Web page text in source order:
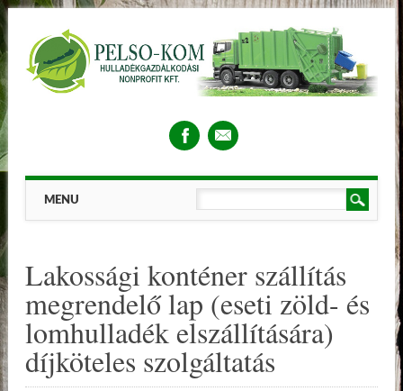
Main menu
MENU
Lakossági konténer szállítás
megrendelő lap (eseti zöld- és
lomhulladék elszállítására)
díjköteles szolgáltatás